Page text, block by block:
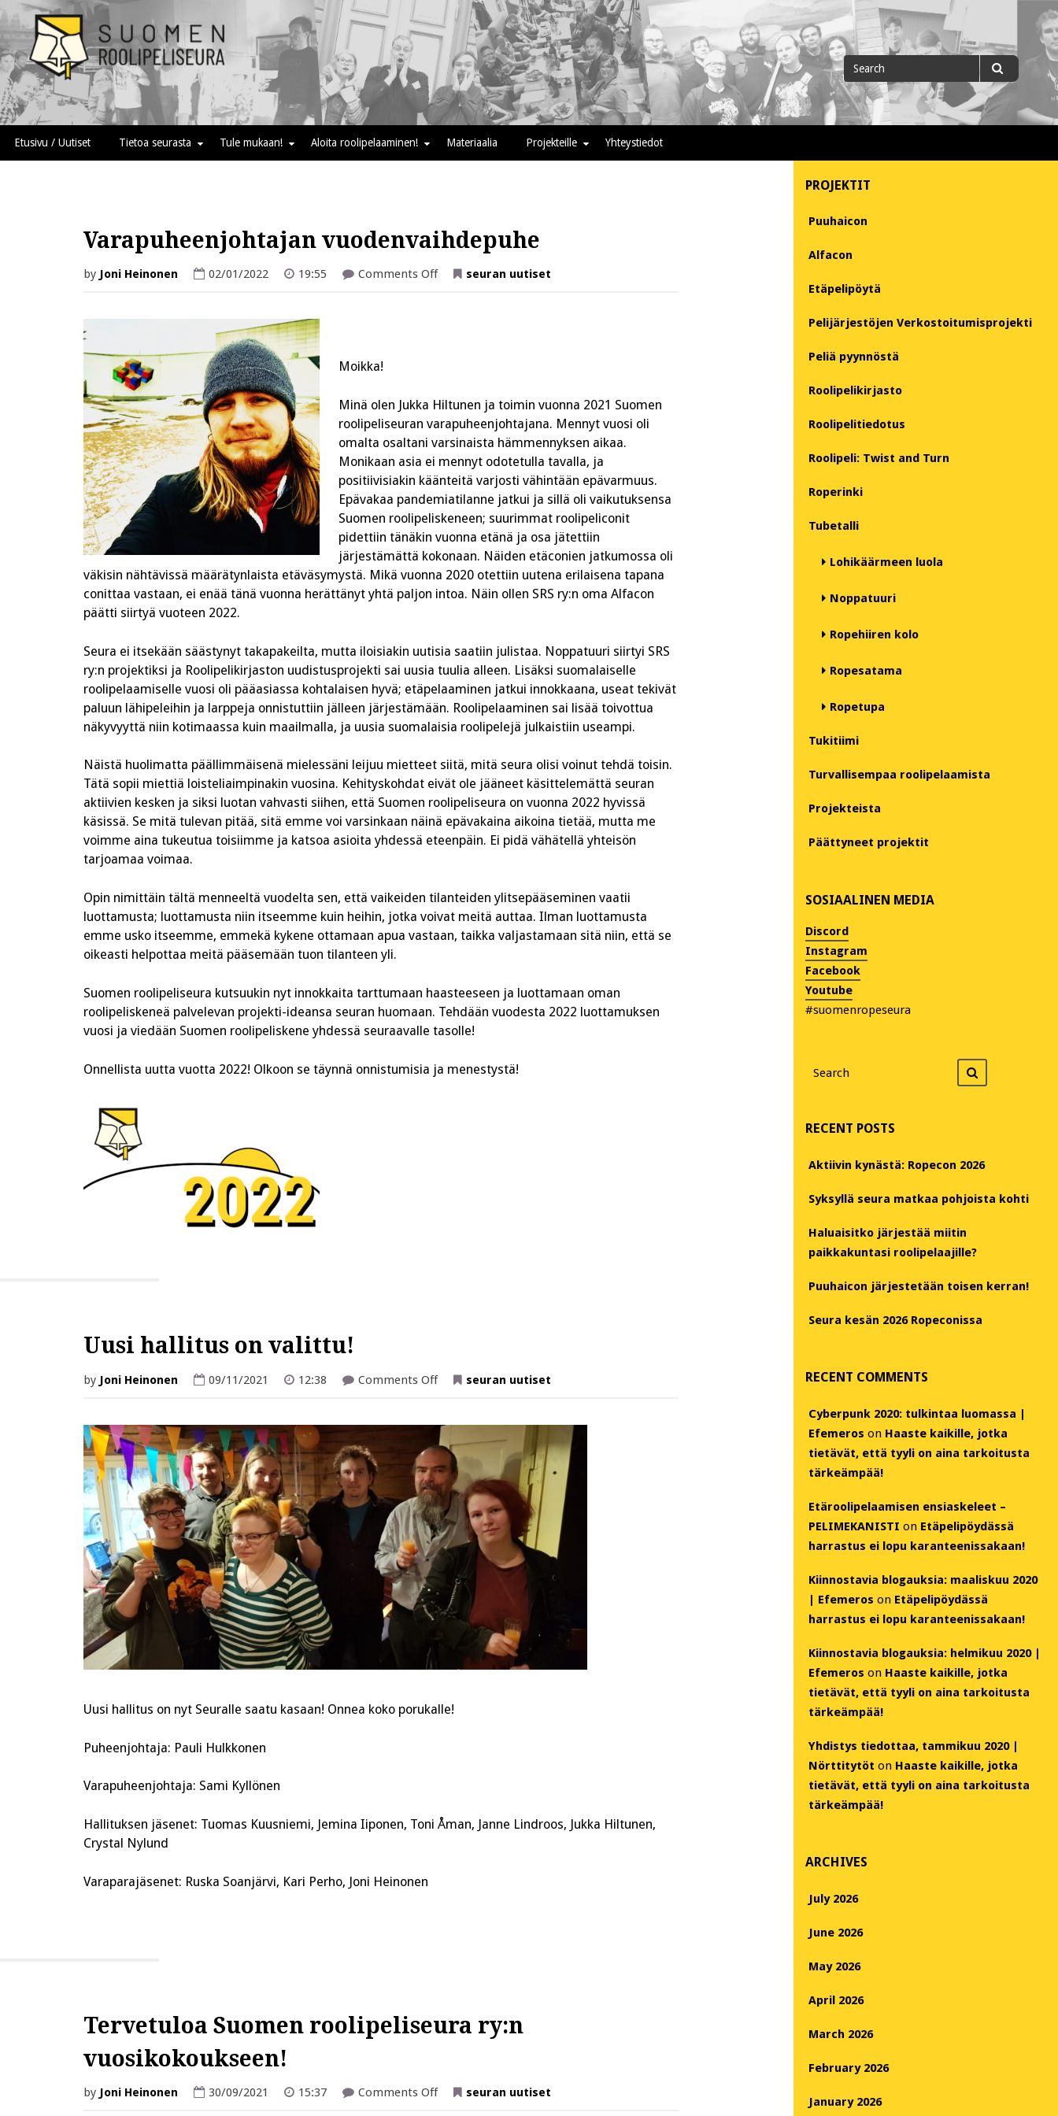
to
content
Suomen roolipeliseura
Search
for
Etusivu / Uutiset Tietoa seurasta Tule mukaan! Aloita roolipelaaminen! Materiaalia Projekteille Yhteystiedot
Varapuheenjohtajan vuodenvaihdepuhe
by Joni Heinonen 02/01/2022 19:55 Comments Offon seuran uutiset
Moikka!
Minä olen Jukka Hiltunen ja toimin vuonna 2021 Suomen
roolipeliseuran varapuheenjohtajana. Mennyt vuosi oli
omalta osaltani varsinaista hämmennyksen aikaa.
Monikaan asia ei mennyt odotetulla tavalla, ja
positiivisiakin käänteitä varjosti vähintään epävarmuus.
Epävakaa pandemiatilanne jatkui ja sillä oli vaikutuksensa
Suomen roolipeliskeneen; suurimmat roolipeliconit
pidettiin tänäkin vuonna etänä ja osa jätettiin
järjestämättä kokonaan. Näiden etäconien jatkumossa oli
väkisin nähtävissä määrätynlaista etäväsymystä. Mikä vuonna 2020 otettiin uutena erilaisena tapana
conittaa vastaan, ei enää tänä vuonna herättänyt yhtä paljon intoa. Näin ollen SRS ry:n oma Alfacon
päätti siirtyä vuoteen 2022.
Seura ei itsekään säästynyt takapakeilta, mutta iloisiakin uutisia saatiin julistaa. Noppatuuri siirtyi SRS
ry:n projektiksi ja Roolipelikirjaston uudistusprojekti sai uusia tuulia alleen. Lisäksi suomalaiselle
roolipelaamiselle vuosi oli pääasiassa kohtalaisen hyvä; etäpelaaminen jatkui innokkaana, useat tekivät
paluun lähipeleihin ja larppeja onnistuttiin jälleen järjestämään. Roolipelaaminen sai lisää toivottua
näkyvyyttä niin kotimaassa kuin maailmalla, ja uusia suomalaisia roolipelejä julkaistiin useampi.
Näistä huolimatta päällimmäisenä mielessäni leijuu mietteet siitä, mitä seura olisi voinut tehdä toisin.
Tätä sopii miettiä loisteliaimpinakin vuosina. Kehityskohdat eivät ole jääneet käsittelemättä seuran
aktiivien kesken ja siksi luotan vahvasti siihen, että Suomen roolipeliseura on vuonna 2022 hyvissä
käsissä. Se mitä tulevan pitää, sitä emme voi varsinkaan näinä epävakaina aikoina tietää, mutta me
voimme aina tukeutua toisiimme ja katsoa asioita yhdessä eteenpäin. Ei pidä vähätellä yhteisön
tarjoamaa voimaa.
Opin nimittäin tältä menneeltä vuodelta sen, että vaikeiden tilanteiden ylitsepääseminen vaatii
luottamusta; luottamusta niin itseemme kuin heihin, jotka voivat meitä auttaa. Ilman luottamusta
emme usko itseemme, emmekä kykene ottamaan apua vastaan, taikka valjastamaan sitä niin, että se
oikeasti helpottaa meitä pääsemään tuon tilanteen yli.
Suomen roolipeliseura kutsuukin nyt innokkaita tarttumaan haasteeseen ja luottamaan oman
roolipeliskeneä palvelevan projekti-ideansa seuran huomaan. Tehdään vuodesta 2022 luottamuksen
vuosi ja viedään Suomen roolipeliskene yhdessä seuraavalle tasolle!
Onnellista uutta vuotta 2022! Olkoon se täynnä onnistumisia ja menestystä!
Uusi hallitus on valittu!
by Joni Heinonen 09/11/2021 12:38 Comments Offon
valittu!
seuran uutiset
Uusi hallitus on nyt Seuralle saatu kasaan! Onnea koko porukalle!
Puheenjohtaja: Pauli Hulkkonen
Varapuheenjohtaja: Sami Kyllönen
Hallituksen jäsenet: Tuomas Kuusniemi, Jemina Iiponen, Toni Åman, Janne Lindroos, Jukka Hiltunen,
Crystal Nylund
Varaparajäsenet: Ruska Soanjärvi, Kari Perho, Joni Heinonen
Tervetuloa Suomen roolipeliseura ry:n
vuosikokoukseen!
by Joni Heinonen 30/09/2021 15:37 Comments Offon seuran uutiset
PROJEKTIT
Puuhaicon
Alfacon
Etäpelipöytä
Pelijärjestöjen Verkostoitumisprojekti
Peliä pyynnöstä
Roolipelikirjasto
Roolipelitiedotus
Roolipeli: Twist and Turn
Roperinki
Tubetalli
Lohikäärmeen luola
Noppatuuri
Ropehiiren kolo
Ropesatama
Ropetupa
Tukitiimi
Turvallisempaa roolipelaamista
Projekteista
Päättyneet projektit
SOSIAALINEN MEDIA
Discord
Instagram
Facebook
Youtube
#suomenropeseura
for
RECENT POSTS
Aktiivin kynästä: Ropecon 2026
Syksyllä seura matkaa pohjoista kohti
Haluaisitko järjestää miitin
paikkakuntasi roolipelaajille?
Puuhaicon järjestetään toisen kerran!
Seura kesän 2026 Ropeconissa
RECENT COMMENTS
Cyberpunk 2020: tulkintaa luomassa |
Efemeros on Haaste kaikille, jotka
tietävät, että tyyli on aina tarkoitusta
tärkeämpää!
Etäroolipelaamisen ensiaskeleet –
PELIMEKANISTI on Etäpelipöydässä
harrastus ei lopu karanteenissakaan!
Kiinnostavia blogauksia: maaliskuu 2020
| Efemeros on Etäpelipöydässä
harrastus ei lopu karanteenissakaan!
Kiinnostavia blogauksia: helmikuu 2020 |
Efemeros on Haaste kaikille, jotka
tietävät, että tyyli on aina tarkoitusta
tärkeämpää!
Yhdistys tiedottaa, tammikuu 2020 |
Nörttitytöt on Haaste kaikille, jotka
tietävät, että tyyli on aina tarkoitusta
tärkeämpää!
ARCHIVES
July 2026
June 2026
May 2026
April 2026
March 2026
February 2026
January 2026